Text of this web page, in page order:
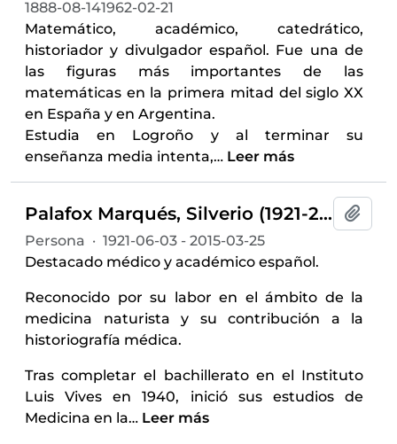
1888-08-141962-02-21
Matemático, académico, catedrático,
historiador y divulgador español. Fue una de
las figuras más importantes de las
matemáticas en la primera mitad del siglo XX
en España y en Argentina.
Estudia en Logroño y al terminar su
enseñanza media intenta,… Leer más
Palafox Marqués, Silverio (1921-2015)
Persona · 1921-06-03 - 2015-03-25
Destacado médico y académico español.
Reconocido por su labor en el ámbito de la
medicina naturista y su contribución a la
historiografía médica.​
Tras completar el bachillerato en el Instituto
Luis Vives en 1940, inició sus estudios de
Medicina en la… Leer más